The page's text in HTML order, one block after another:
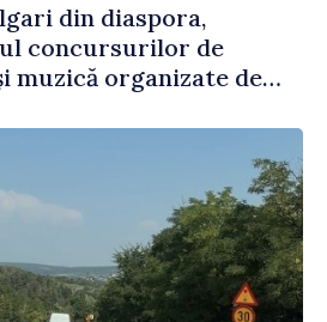
din diaspora,
concursurilor de
muzică organizate de